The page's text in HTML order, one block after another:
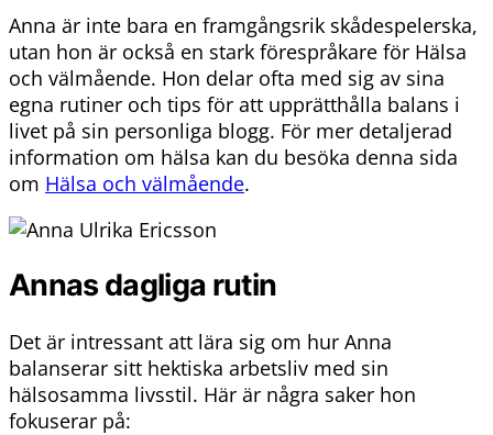
Anna är inte bara en framgångsrik skådespelerska,
utan hon är också en stark förespråkare för Hälsa
och välmående. Hon delar ofta med sig av sina
egna rutiner och tips för att upprätthålla balans i
livet på sin personliga blogg. För mer detaljerad
information om hälsa kan du besöka denna sida
om Hälsa och välmående.
Annas dagliga rutin
Det är intressant att lära sig om hur Anna
balanserar sitt hektiska arbetsliv med sin
hälsosamma livsstil. Här är några saker hon
fokuserar på: